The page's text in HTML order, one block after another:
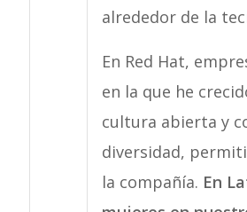
alrededor de la
En Red Hat,
en la que he
cultura abierta y
diversidad,
la compañía. En